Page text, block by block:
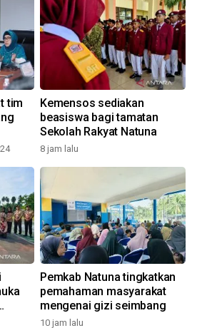
tim
Kemensos sediakan
beasiswa bagi tamatan
Sekolah Rakyat Natuna
8 jam lalu
Pemkab Natuna tingkatkan
pemahaman masyarakat
mengenai gizi seimbang
10 jam lalu